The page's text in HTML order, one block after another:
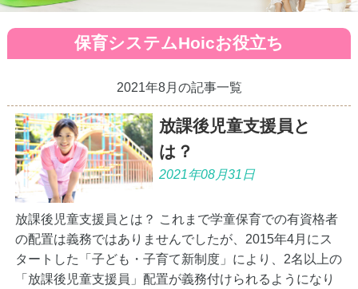
保育システムHoicお役立ち
2021年8月の記事一覧
放課後児童支援員と
は？
2021年08月31日
放課後児童支援員とは？ これまで学童保育での有資格者
の配置は義務ではありませんでしたが、2015年4月にス
タートした「子ども・子育て新制度」により、2名以上の
「放課後児童支援員」配置が義務付けられるようになり